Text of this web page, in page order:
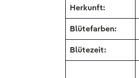
Herkunft:
Blütefarben:
Blütezeit: